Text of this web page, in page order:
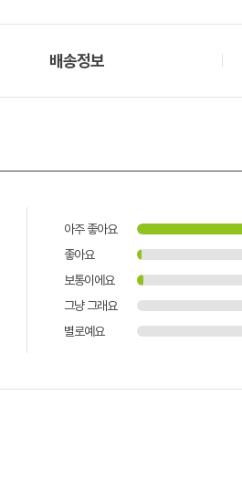
배송정보
아주 좋아요
좋아요
보통이에요
그냥 그래요
별로예요